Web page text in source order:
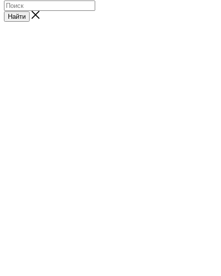
Найти